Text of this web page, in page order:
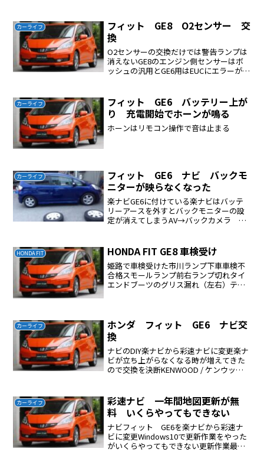
カーライフ
フィット GE8 O2センサー 交
換
O2センサーの交換だけでは警告ランプは
消えないGE8のエンジン側センサーはボ
ッシュの汎用とGE6用はEUCにエラーが出
では警告ランプは勝手に消えないエンジ
ン警告ランプ...
カーライフ
フィット GE6 バッテリー上が
り 充電開始でホーンが鳴る
ホーンはリモコン操作で音は止まる
カーライフ
フィット GE6 ナビ バックモ
ニターが映らなくなった
楽ナビGE6に付けている楽ナビはバッテ
リーアースを外すとバックモニターの設
定が消えてしまうAV→バックカメラ で
HONDA FIT HONDA FIT GE8 車検受け
姫路で車検受けた市川ランプ下車車検不
合格スモールランプ前右ランプ切れタイ
エンドブーツのグリス漏れ（左右）テス
が必要である。車のハ...
カーライフ
ホンダ フィット GE6 ナビ交
換
ナビのDIY楽ナビから彩速ナビに変更楽ナ
ビが立ち上がらなくなる時が増えてきた
ので交換を決断KENWOOD / ケンウッド
リモコンの配線純正ステアリングリモコ...
カーライフ
彩速ナビ 一年間地図更新が無
料 いくらやってもできない
ナビフィット GE6を楽ナビから彩速ナ
ビに変更Windows10で更新作業をやった
がいくらやってもできない更新作業最後